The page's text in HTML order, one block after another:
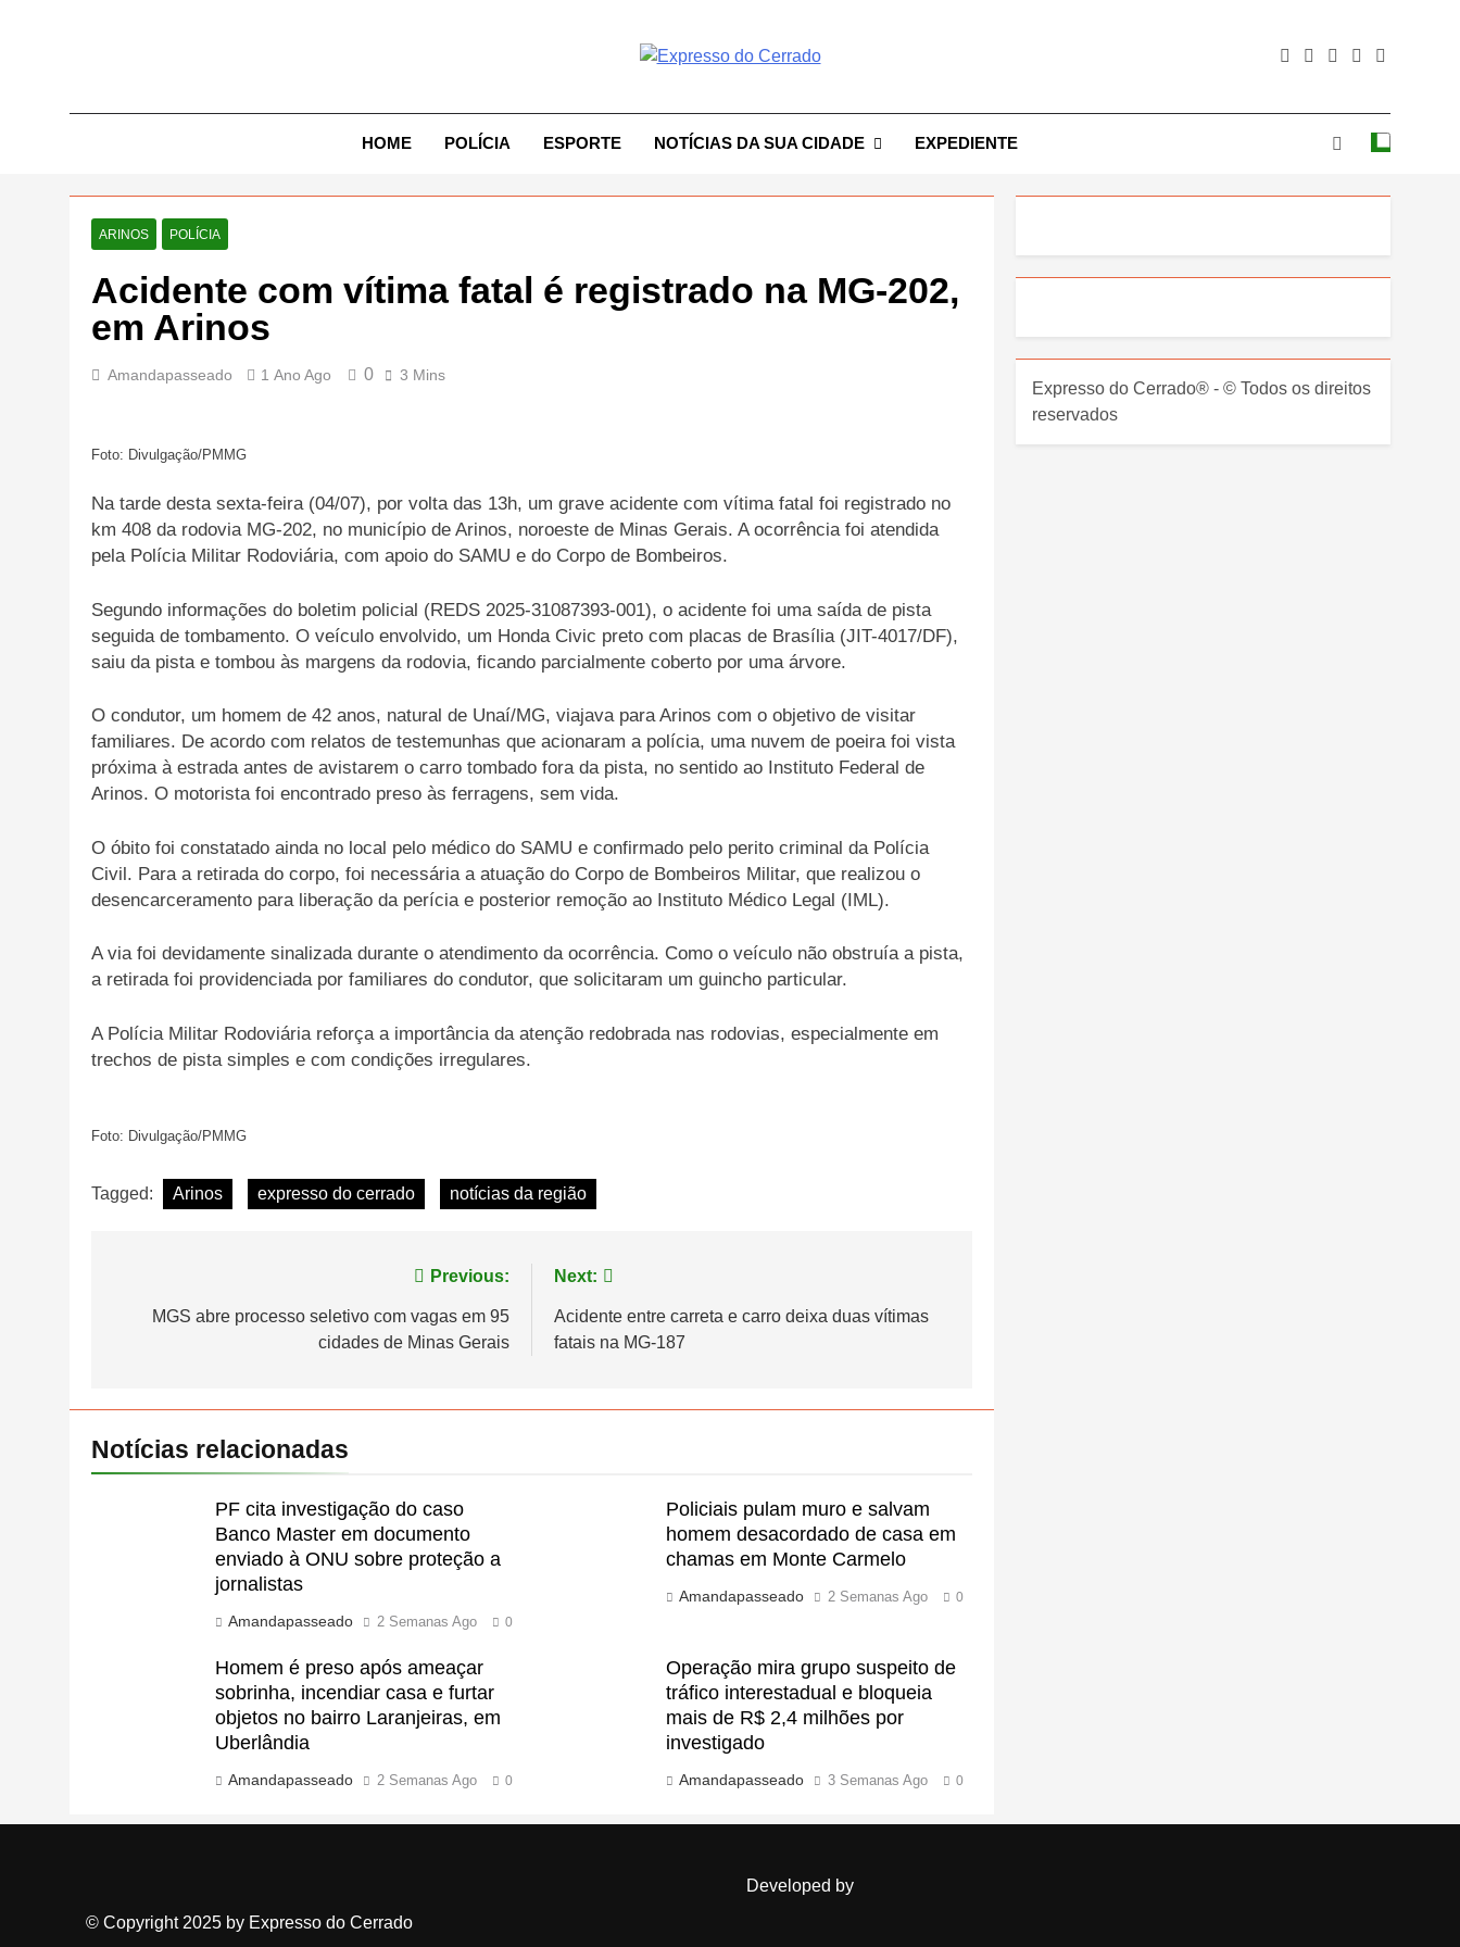
HOME POLÍCIA ESPORTE NOTÍCIAS DA SUA CIDADE EXPEDIENTE
ARINOS POLÍCIA
Acidente com vítima fatal é registrado na MG-202,
em Arinos
Amandapasseado 1 Ano Ago 0 3 Mins
Foto: Divulgação/PMMG
Na tarde desta sexta-feira (04/07), por volta das 13h, um grave acidente com vítima fatal foi registrado no
km 408 da rodovia MG-202, no município de Arinos, noroeste de Minas Gerais. A ocorrência foi atendida
pela Polícia Militar Rodoviária, com apoio do SAMU e do Corpo de Bombeiros.
Segundo informações do boletim policial (REDS 2025-31087393-001), o acidente foi uma saída de pista
seguida de tombamento. O veículo envolvido, um Honda Civic preto com placas de Brasília (JIT-4017/DF),
saiu da pista e tombou às margens da rodovia, ficando parcialmente coberto por uma árvore.
O condutor, um homem de 42 anos, natural de Unaí/MG, viajava para Arinos com o objetivo de visitar
familiares. De acordo com relatos de testemunhas que acionaram a polícia, uma nuvem de poeira foi vista
próxima à estrada antes de avistarem o carro tombado fora da pista, no sentido ao Instituto Federal de
Arinos. O motorista foi encontrado preso às ferragens, sem vida.
O óbito foi constatado ainda no local pelo médico do SAMU e confirmado pelo perito criminal da Polícia
Civil. Para a retirada do corpo, foi necessária a atuação do Corpo de Bombeiros Militar, que realizou o
desencarceramento para liberação da perícia e posterior remoção ao Instituto Médico Legal (IML).
A via foi devidamente sinalizada durante o atendimento da ocorrência. Como o veículo não obstruía a pista,
a retirada foi providenciada por familiares do condutor, que solicitaram um guincho particular.
A Polícia Militar Rodoviária reforça a importância da atenção redobrada nas rodovias, especialmente em
trechos de pista simples e com condições irregulares.
Foto: Divulgação/PMMG
Tagged: Arinos expresso do cerrado notícias da região
Previous:
MGS abre processo seletivo com vagas em 95
cidades de Minas Gerais
Next:
Acidente entre carreta e carro deixa duas vítimas
fatais na MG-187
Notícias relacionadas
PF cita investigação do caso
Banco Master em documento
enviado à ONU sobre proteção a
jornalistas
Amandapasseado 2 Semanas Ago 0
Policiais pulam muro e salvam
homem desacordado de casa em
chamas em Monte Carmelo
Amandapasseado 2 Semanas Ago 0
Homem é preso após ameaçar
sobrinha, incendiar casa e furtar
objetos no bairro Laranjeiras, em
Uberlândia
Amandapasseado 2 Semanas Ago 0
Operação mira grupo suspeito de
tráfico interestadual e bloqueia
mais de R$ 2,4 milhões por
investigado
Amandapasseado 3 Semanas Ago 0
Expresso do Cerrado® - © Todos os direitos
reservados
© Copyright 2025 by Expresso do Cerrado
Developed by